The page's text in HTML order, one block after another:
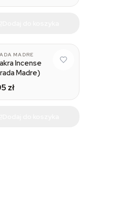
MADRE
Incense
Madre)
zł